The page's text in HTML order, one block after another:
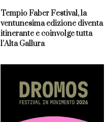
Tempio Faber Festival, la
ventunesima edizione diventa
itinerante e coinvolge tutta
l’Alta Gallura